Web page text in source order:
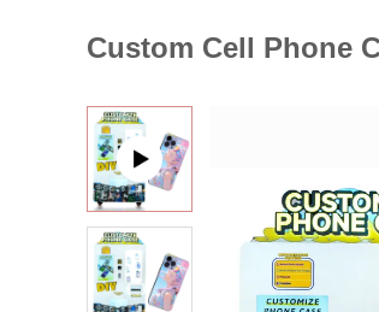
Custom Cell Phone